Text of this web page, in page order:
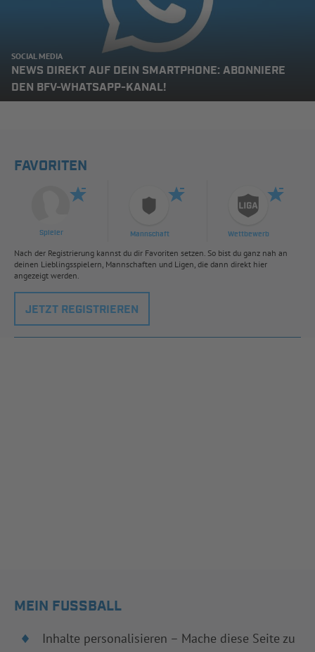
SOCIAL MEDIA
NEWS DIREKT AUF DEIN SMARTPHONE: ABONNIERE
DEN BFV-WHATSAPP-KANAL!
FAVORITEN
Spieler Mannschaft Wettbewerb
Nach der Registrierung kannst du dir Favoriten setzen. So bist du ganz nah an
deinen Lieblingsspielern, Mannschaften und Ligen, die dann direkt hier
angezeigt werden.
JETZT REGISTRIEREN
MEIN FUSSBALL
Inhalte personalisieren – Mache diese Seite zu